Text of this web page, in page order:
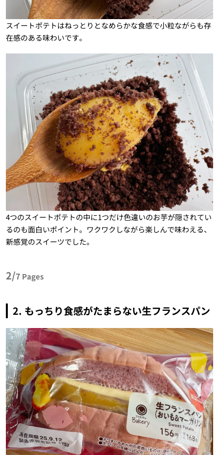
スイートポテトはねっとりとなめらかな食感で小粒ながらも存
在感のある味わいです。
4つのスイートポテトの中に1つだけ色違いのお芋が隠されてい
るのも面白いポイント。ワクワクしながら楽しんで味わえる、
新感覚のスイーツでした。
2/7 Pages
2. もっちり食感がたまらない生フランスパン